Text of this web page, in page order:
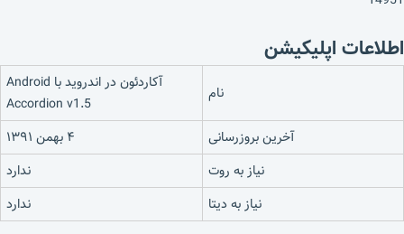
اطلاعات اپلیکیشن
نام
آکاردئون در اندروید با Android
Accordion v1.5
آخرین بروزرسانی
۴ بهمن ۱۳۹۱
نیاز به روت
ندارد
نیاز به دیتا
ندارد